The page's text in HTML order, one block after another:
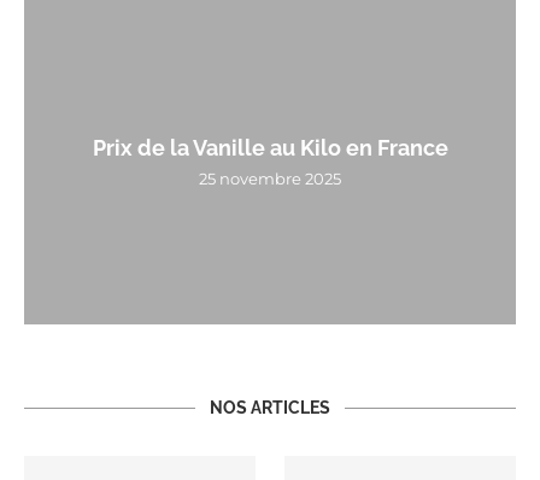
Prix de la Vanille au Kilo en France
25 novembre 2025
NOS ARTICLES